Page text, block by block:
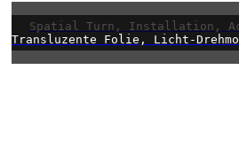
Spatial Turn, Installation,
Transluzente Folie, Licht-